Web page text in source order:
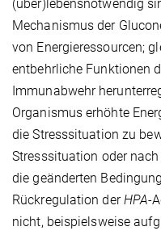
(über)lebensnotwendig
Mechanismus der
von Energieressourcen;
entbehrliche Funktionen
Immunabwehr
Organismus erhöhte
die Stresssituation zu
Stresssituation oder
die geänderten
Rückregulation derHPA-
nicht, beispielsweise